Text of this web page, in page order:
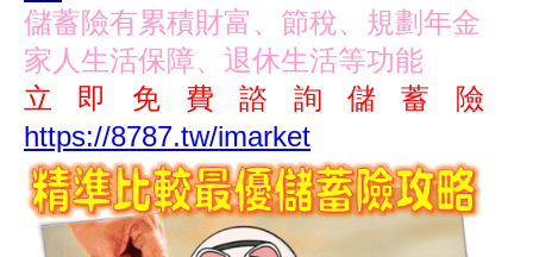
儲蓄險有累積財富、節稅、規劃年金
家人生活保障、退休生活等功能
立即免費諮詢儲蓄險
https://8787.tw/imarket